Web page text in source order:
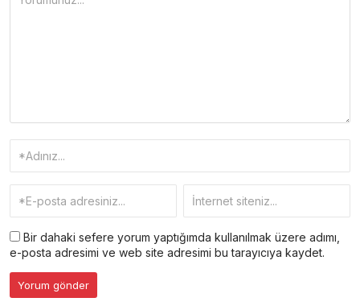
Bir dahaki sefere yorum yaptığımda kullanılmak üzere adımı,
e-posta adresimi ve web site adresimi bu tarayıcıya kaydet.